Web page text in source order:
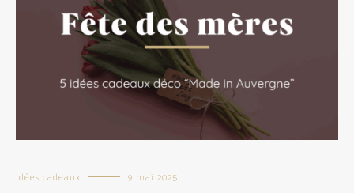
Idées cadeaux 9 mai 2025